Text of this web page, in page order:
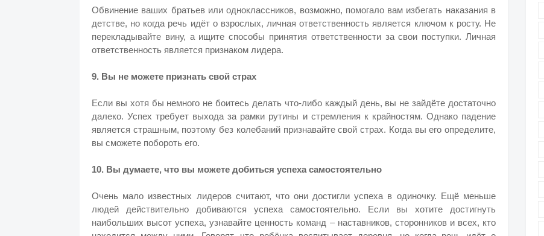
Обвинение ваших братьев или одноклассников, возможно, помогало вам избегать наказания в
детстве, но когда речь идёт о взрослых, личная ответственность является ключом к росту. Не
перекладывайте вину, а ищите способы принятия ответственности за свои поступки. Личная
ответственность является признаком лидера.
9. Вы не можете признать свой страх
Если вы хотя бы немного не боитесь делать что-либо каждый день, вы не зайдёте достаточно
далеко. Успех требует выхода за рамки рутины и стремления к крайностям. Однако падение
является страшным, поэтому без колебаний признавайте свой страх. Когда вы его определите,
вы сможете побороть его.
10. Вы думаете, что вы можете добиться успеха самостоятельно
Очень мало известных лидеров считают, что они достигли успеха в одиночку. Ещё меньше
людей действительно добиваются успеха самостоятельно. Если вы хотите достигнуть
наибольших высот успеха, узнавайте ценность команд – наставников, сторонников и всех, кто